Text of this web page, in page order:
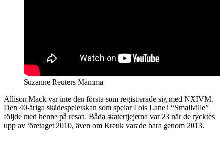
Suzanne Reuters Mamma
Allison Mack var inte den första som registrerade sig med NXIVM.
Den 40-åriga skådespelerskan som spelar Lois Lane i “Smallville”
följde med henne på resan. Båda skatertjejerna var 23 när de rycktes
upp av företaget 2010, även om Kreuk varade bara genom 2013.